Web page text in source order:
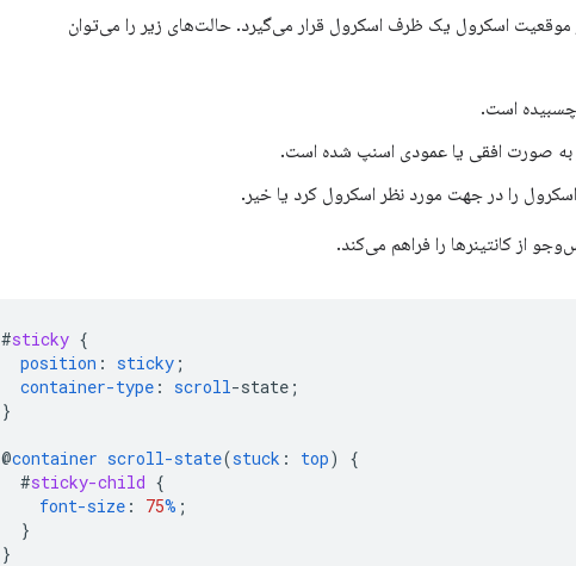
اسکرول یک ظرف اسکرول قرار می‌گیرد. حالت‌های زیر را می‌توان
است.
به صورت افقی یا عمودی اسنپ شده است.
را در جهت مورد نظر اسکرول کرد یا خیر.
از کانتینرها را فراهم می‌کند.
#sticky {
position : sticky ;
container-type : scroll-state ;
}
@container scroll-state(stuck : top)
{
#sticky-child {
font-size : 75% ;
}
}